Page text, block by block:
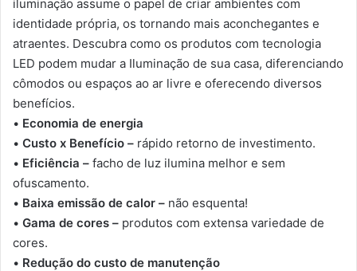
iluminação assume o papel de criar ambientes com
identidade própria, os tornando mais aconchegantes e
atraentes. Descubra como os produtos com tecnologia
LED podem mudar a Iluminação de sua casa, diferenciando
cômodos ou espaços ao ar livre e oferecendo diversos
benefícios.
• Economia de energia
• Custo x Benefício – rápido retorno de investimento.
• Eficiência – facho de luz ilumina melhor e sem
ofuscamento.
• Baixa emissão de calor – não esquenta!
• Gama de cores – produtos com extensa variedade de
cores.
• Redução do custo de manutenção